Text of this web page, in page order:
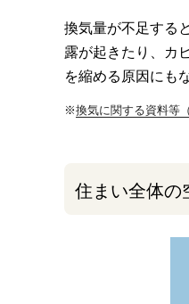
換気量が不足する
露が起きたり、カ
を縮める原因にも
※換気に関する資料等
住まい全体の